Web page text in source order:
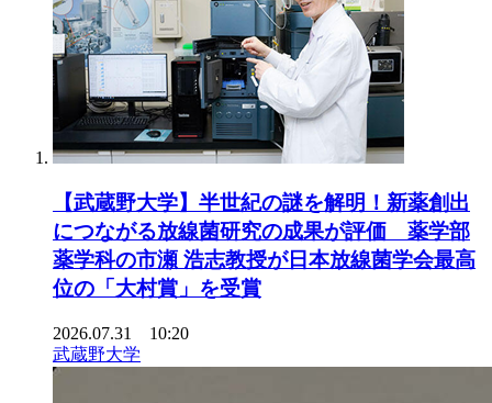
【武蔵野大学】半世紀の謎を解明！新薬創出
につながる放線菌研究の成果が評価 薬学部
薬学科の市瀬 浩志教授が日本放線菌学会最高
位の「大村賞」を受賞
2026.07.31 10:20
武蔵野大学